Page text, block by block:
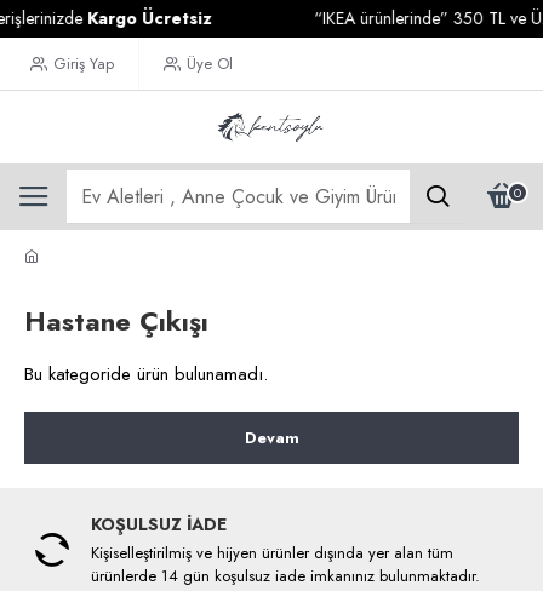
Kargo Ücretsiz “IKEA ürünlerinde” 350 TL ve
Giriş Yap Üye Ol
0
Hastane Çıkışı
Bu kategoride ürün bulunamadı.
Devam
KOŞULSUZ İADE
Kişiselleştirilmiş ve hijyen ürünler dışında yer alan tüm
ürünlerde 14 gün koşulsuz iade imkanınız bulunmaktadır.